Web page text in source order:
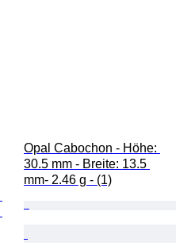
Opal Cabochon - Höhe:
30.5 mm - Breite: 13.5
mm- 2.46 g - (1)